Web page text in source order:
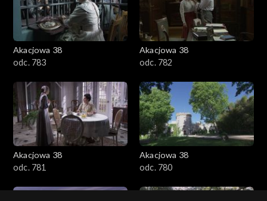
Akacjowa 38
odc. 783
Akacjowa 38
odc. 782
Akacjowa 38
odc. 781
Akacjowa 38
odc. 780